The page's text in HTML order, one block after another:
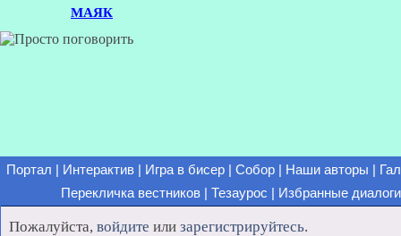
МАЯК
Портал Интерактив| Игра в бисер| Собор| Наши авторы
Перекличка вестников
Тезаурос Избранные диалоги
Пожалуйста, войдите или зарегистрируйтесь.